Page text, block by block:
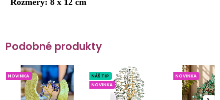
Podobné produkty
NOVINKA
NÁŠ TIP
NOVINKA
NOVINKA